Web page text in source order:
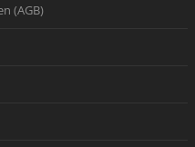
(AGB)